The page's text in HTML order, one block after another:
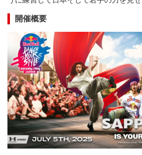
開催概要